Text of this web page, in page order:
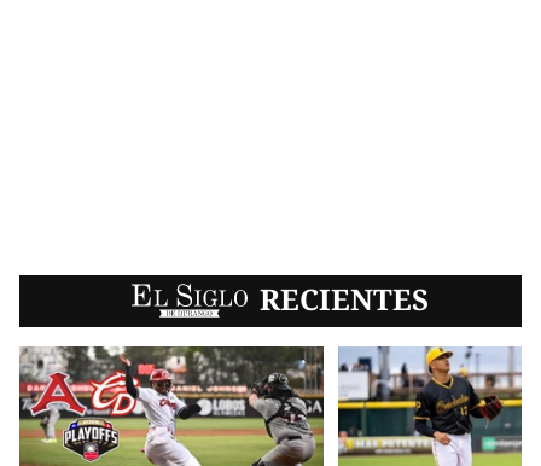
EL SIGLO RECIENTES